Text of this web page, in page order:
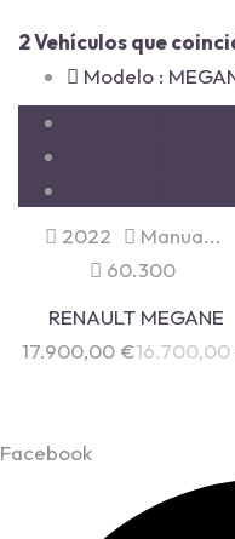
2Vehículos que
Modelo :
2022
Manua...
60.300
RENAULT MEGANE
17.900,00 €16.700,00
Facebook